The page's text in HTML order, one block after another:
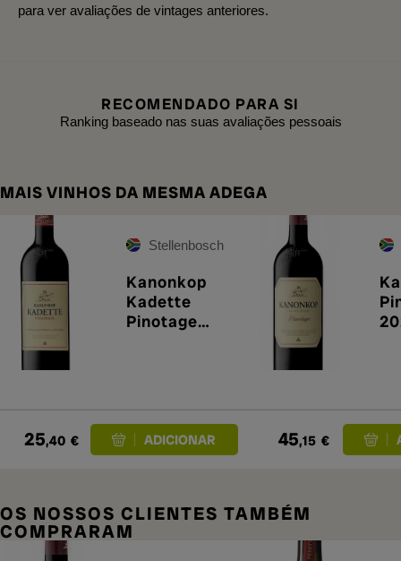
para ver avaliações de vintages anteriores.
RECOMENDADO PARA SI
Ranking baseado nas suas avaliações pessoais
MAIS VINHOS DA MESMA ADEGA
Stellenbosch
Kanonkop
Kadette
Pinotage
25,40 € 45,15 €
OS NOSSOS CLIENTES TAMBÉM
COMPRARAM